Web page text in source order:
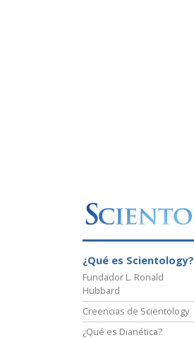
¿Qué es Scientology?
Fundador L. Ronald
Hubbard
Creencias de Scientology
¿Qué es Dianética?